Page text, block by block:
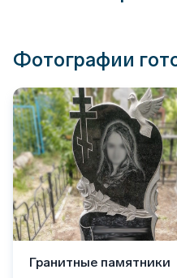
Фотографии
Гранитные памятники